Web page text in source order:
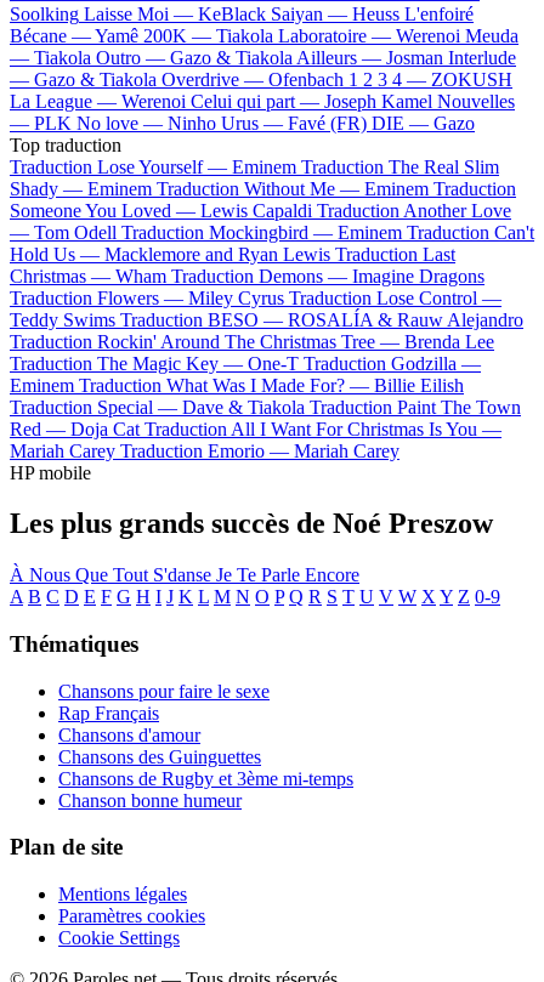
Soolking Laisse Moi — KeBlack Saiyan — Heuss L'enfoiré
Bécane —Yamê 200K — Tiakola Laboratoire — Werenoi Meuda
— Tiakola Outro — Gazo & Tiakola Ailleurs — Josman Interlude
— Gazo & Tiakola Overdrive — Ofenbach 1 2 3 4 — ZOKUSH
La League — Werenoi Celui qui part — Joseph Kamel Nouvelles
— PLK No love — Ninho Urus — Favé (FR) DIE — Gazo
Top traduction
Traduction Lose Yourself — Eminem Traduction The Real Slim
Shady — Eminem Traduction Without Me — Eminem Traduction
Someone You Loved — Lewis Capaldi Traduction Another Love
— Tom Odell Traduction Mockingbird — Eminem Traduction Can't
Hold Us — Macklemore and Ryan Lewis Traduction Last
Christmas — Wham Traduction Demons — Imagine Dragons
Traduction Flowers — Miley Cyrus Traduction Lose Control —
Teddy Swims Traduction BESO — ROSALÍA & Rauw Alejandro
Traduction Rockin' Around The Christmas Tree — Brenda Lee
Traduction The Magic Key — One-T Traduction Godzilla —
Eminem Traduction What Was I Made For? — Billie Eilish
Traduction Special — Dave & Tiakola Traduction Paint The Town
Red — Doja Cat Traduction All I Want For Christmas Is You —
Mariah Carey Traduction Emorio — Mariah Carey
HP mobile
Les plus grands succès de Noé Preszow
À Nous Que Tout S'danse Je Te Parle Encore
A B C D E F G H I J K L M N O P Q R S T U V W X Y Z 0-9
Thématiques
Chansons pour faire le sexe
Rap Français
Chansons d'amour
Chansons des Guinguettes
Chansons de Rugby et 3ème mi-temps
Chanson bonne humeur
Plan de site
Mentions légales
Paramètres cookies
Cookie Settings